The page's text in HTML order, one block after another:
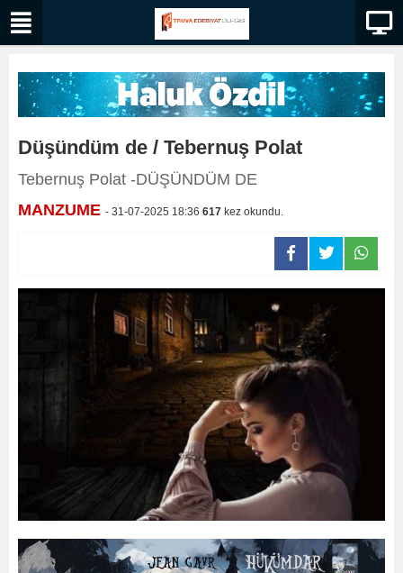
Düşündüm de / Tebernuş Polat
Tebernuş Polat -DÜŞÜNDÜM DE
MANZUME - 31-07-2025 18:36 617 kez okundu.